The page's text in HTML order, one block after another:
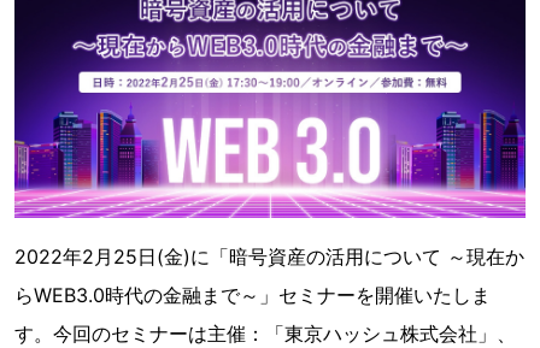
2022年2月25日(金)に「暗号資産の活用について ～現在か
らWEB3.0時代の金融まで～」セミナーを開催いたしま
す。今回のセミナーは主催：「東京ハッシュ株式会社」、